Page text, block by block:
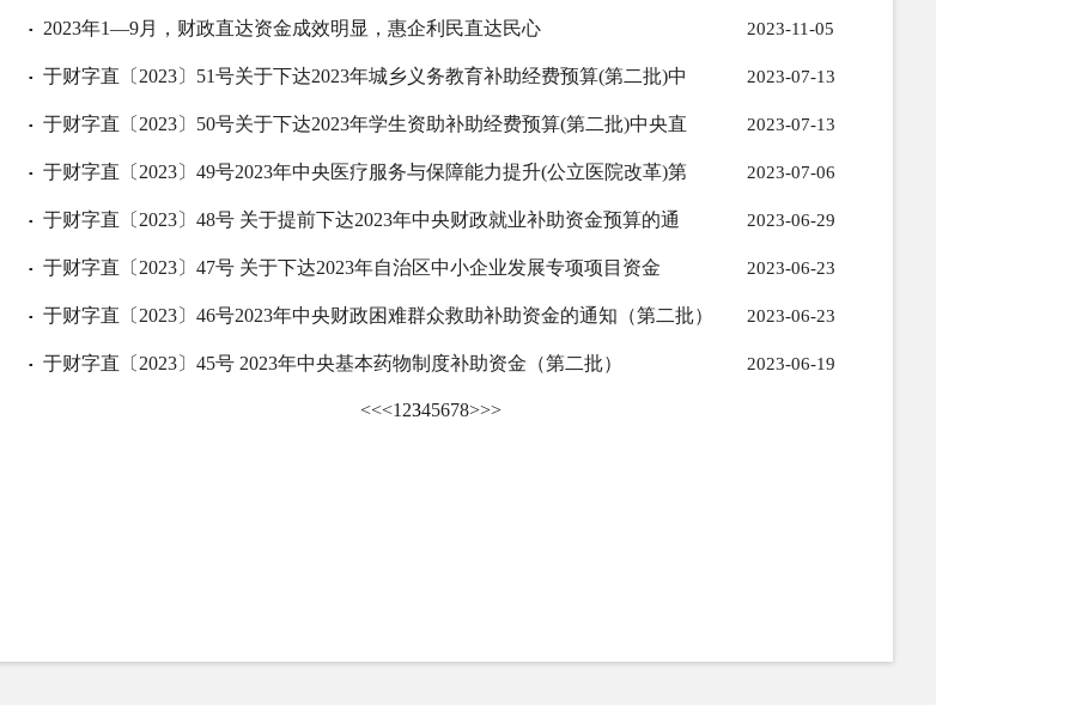
▪ 2023年1—9月，财政直达资金成效明显，惠企利民直达民心 2023-11-05
▪ 于财字直〔2023〕51号关于下达2023年城乡义务教育补助经费预算(第二批)中 2023-07-13
▪ 于财字直〔2023〕50号关于下达2023年学生资助补助经费预算(第二批)中央直 2023-07-13
▪ 于财字直〔2023〕49号2023年中央医疗服务与保障能力提升(公立医院改革)第 2023-07-06
▪ 于财字直〔2023〕48号 关于提前下达2023年中央财政就业补助资金预算的通 2023-06-29
▪ 于财字直〔2023〕47号 关于下达2023年自治区中小企业发展专项项目资金 2023-06-23
▪ 于财字直〔2023〕46号2023年中央财政困难群众救助补助资金的通知（第二批） 2023-06-23
▪ 于财字直〔2023〕45号 2023年中央基本药物制度补助资金（第二批） 2023-06-19
<<<1 2345678>>>